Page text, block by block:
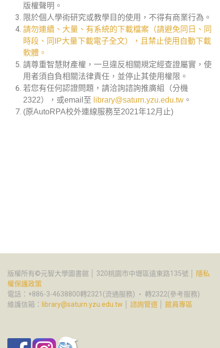
版權聲明。
限於個人學術研究或教學目的使用，不得有商業行為。
請勿連續、大量、有系統的下載檔案（請避免同日、同
時段、同IP大量下載電子全文），且禁止使用自動下載
軟體。
請尊重智慧財產權，一旦違反相關規定經查證屬實，使
用者須自負相關法律責任，並停止其使用權限。
若您有任何認證問題，請洽詢諮詢推廣組（分機
2322），或email至 library@saturn.yzu.edu.tw 。
(原AutoRPA校外連線服務至2021年12月止)
版權所有©元智大學圖書館 │ 320桃園市中壢區遠東路135號 │
隱私
權保護政策
電話：+886-3-4638800轉2321(流通服務) ‧ 轉2322(參考服務)
維護信箱： library@saturn.yzu.edu.tw 諮詢管道 館員專區